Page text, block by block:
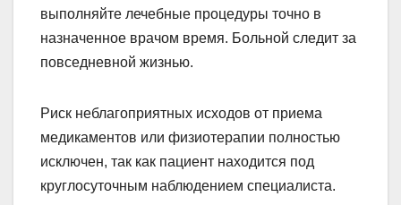
выполняйте лечебные процедуры точно в
назначенное врачом время. Больной следит за
повседневной жизнью.
Риск неблагоприятных исходов от приема
медикаментов или физиотерапии полностью
исключен, так как пациент находится под
круглосуточным наблюдением специалиста.